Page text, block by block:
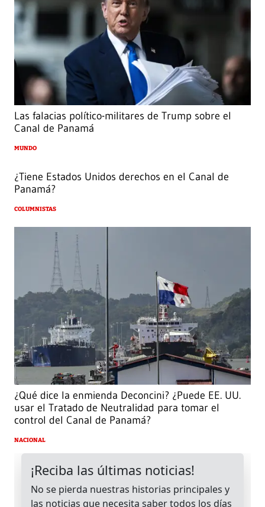
Las falacias político-militares de Trump sobre el
Canal de Panamá
MUNDO
¿Tiene Estados Unidos derechos en el Canal de
Panamá?
COLUMNISTAS
¿Qué dice la enmienda Deconcini? ¿Puede EE. UU.
usar el Tratado de Neutralidad para tomar el
control del Canal de Panamá?
NACIONAL